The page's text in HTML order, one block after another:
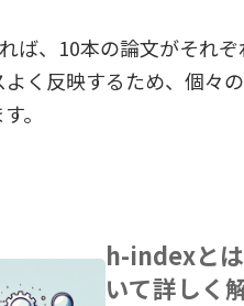
の限界と改善の可能
ス化による情報の不正確
ば、10本の論文がそれ
く反映するため、個々
。
h-indexと
いて詳しく